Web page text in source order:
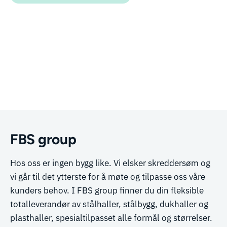
FBS group
Hos oss er ingen bygg like. Vi elsker skreddersøm og
vi går til det ytterste for å møte og tilpasse oss våre
kunders behov. I FBS group finner du din fleksible
totalleverandør av stålhaller, stålbygg, dukhaller og
plasthaller, spesialtilpasset alle formål og størrelser.